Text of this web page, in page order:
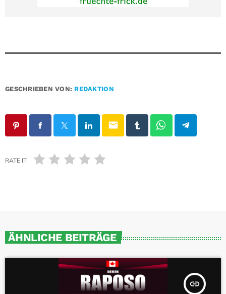
GESCHRIEBEN VON: REDAKTION
email
RATE IT
ÄHNLICHE BEITRÄGE
insert_link